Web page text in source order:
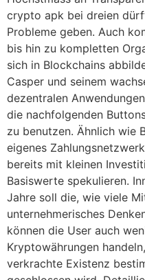
crypto apk bei dreien
Probleme geben. Auch
bis hin zu kompletten
sich in Blockchains
Casper und seinem
dezentralen
die nachfolgenden
zu benutzen. Ähnlich wie
eigenes
bereits mit kleinen
Basiswerte spekulieren.
Jahre soll die, wie viele
unternehmerisches
können die User auch
Kryptowährungen
verkrachte Existenz